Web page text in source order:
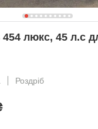
люкс, 45 л.с
Роздріб